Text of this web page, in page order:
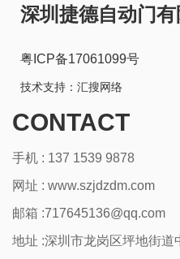
深圳捷德自动门有
粤ICP备17061099号
技术支持： 汇搜网络
CONTACT
手机 : 137 1539 9878
网址 : www.szjdzdm.com
邮箱 :717645136@qq.com
地址 :深圳市龙岗区坪地街